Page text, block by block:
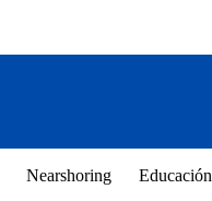
Nearshoring Educación